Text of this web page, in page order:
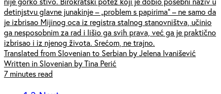
detinjstvu glavne junakinje – „problem s papirima” – ne samo da
je izbrisao Mijinog oca iz registra stalnog stanovništva, učinio
ga nesposobnim za rad i lišio ga svih prava, već ga je praktično
izbrisao i iz njenog života. Srećom, ne trajno.
Translated from Slovenian to Serbian by Jelena Ivanišević
Written in Slovenian by Tina Perić
7 minutes read